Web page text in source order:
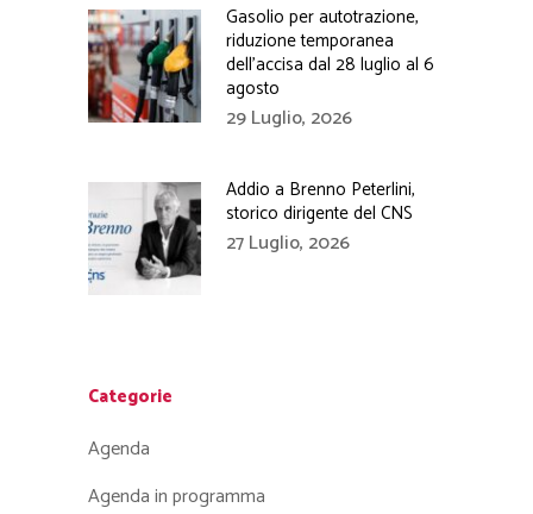
Gasolio per autotrazione,
riduzione temporanea
dell’accisa dal 28 luglio al 6
agosto
29 Luglio, 2026
Addio a Brenno Peterlini,
storico dirigente del CNS
27 Luglio, 2026
Categorie
Agenda
Agenda in programma